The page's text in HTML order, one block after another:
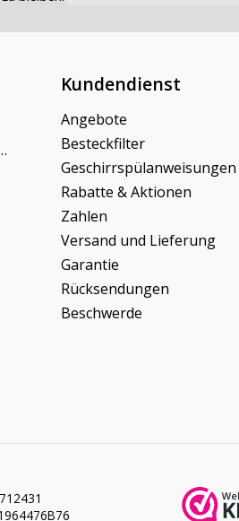
Kundendienst
Angebote
Besteckfilter
Geschirrspülanweisungen
Rabatte & Aktionen
Zahlen
Versand und Lieferung
Garantie
Rücksendungen
Beschwerde